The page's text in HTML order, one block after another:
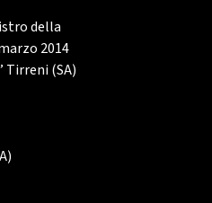
della
2014
Tirreni (SA)